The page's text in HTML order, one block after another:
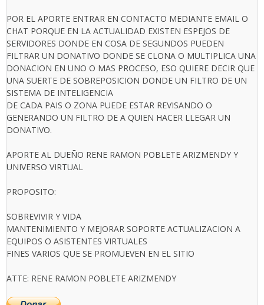
POR EL APORTE ENTRAR EN CONTACTO MEDIANTE EMAIL O
CHAT PORQUE EN LA ACTUALIDAD EXISTEN ESPEJOS DE
SERVIDORES DONDE EN COSA DE SEGUNDOS PUEDEN
FILTRAR UN DONATIVO DONDE SE CLONA O MULTIPLICA UNA
DONACION EN UNO O MAS PROCESO, ESO QUIERE DECIR QUE
UNA SUERTE DE SOBREPOSICION DONDE UN FILTRO DE UN
SISTEMA DE INTELIGENCIA
DE CADA PAIS O ZONA PUEDE ESTAR REVISANDO O
GENERANDO UN FILTRO DE A QUIEN HACER LLEGAR UN
DONATIVO.
APORTE AL DUEÑO RENE RAMON POBLETE ARIZMENDY Y
UNIVERSO VIRTUAL
PROPOSITO:
SOBREVIVIR Y VIDA
MANTENIMIENTO Y MEJORAR SOPORTE ACTUALIZACION A
EQUIPOS O ASISTENTES VIRTUALES
FINES VARIOS QUE SE PROMUEVEN EN EL SITIO
ATTE: RENE RAMON POBLETE ARIZMENDY